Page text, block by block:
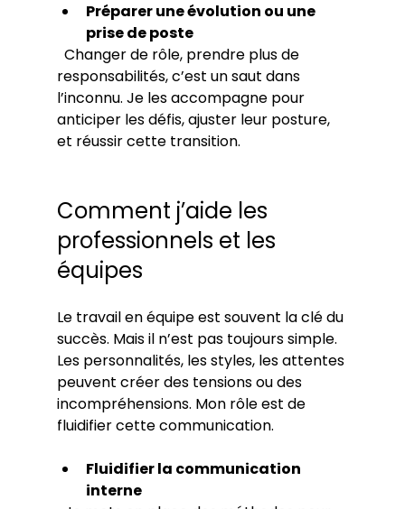
Préparer une évolution ou une
prise de poste
responsabilités, c’est un saut dans
l’inconnu. Je les accompagne pour
anticiper les défis, ajuster leur posture,
et réussir cette transition.
Comment j’aide les
professionnels et les
équipes
Le travail en équipe est souvent la clé du
succès. Mais il n’est pas toujours simple.
Les personnalités, les styles, les attentes
peuvent créer des tensions ou des
incompréhensions. Mon rôle est de
fluidifier cette communication.
Fluidifier la communication
interne